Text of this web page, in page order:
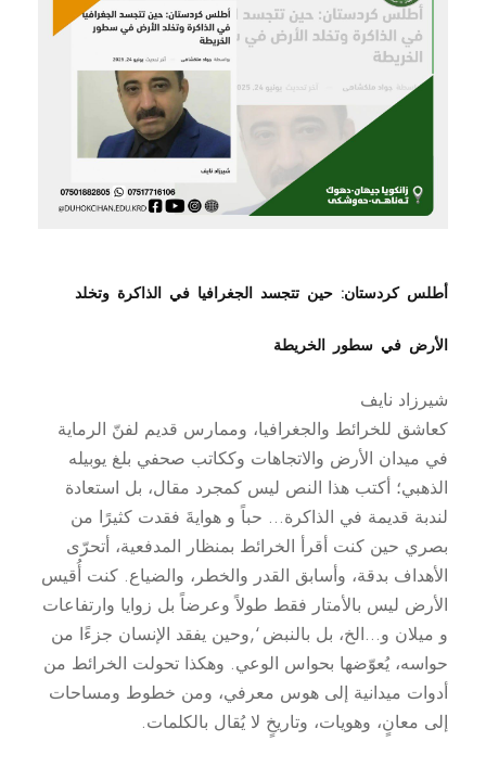
أطلس كردستان: حين تتجسد الجغرافيا في الذاكرة وتخلد
الأرض في سطور الخريطة
شيرزاد نايف
كعاشق للخرائط والجغرافيا، وممارس قديم لفنّ الرماية
في ميدان الأرض والاتجاهات وككاتب صحفي بلغ يوبيله
الذهبي؛ أكتب هذا النص ليس كمجرد مقال، بل استعادة
لندبة قديمة في الذاكرة… حباً و هوايةَ فقدت كثيرًا من
بصري حين كنت أقرأ الخرائط بمنظار المدفعية، أتحرّى
الأهداف بدقة، وأسابق القدر والخطر، والضياع. كنت أُقيس
الأرض ليس بالأمتار فقط طولاً وعرضاً بل زوايا وارتفاعات
و ميلان و…الخ، بل بالنبض ‘,وحين يفقد الإنسان جزءًا من
حواسه، يُعوّضها بحواس الوعي. وهكذا تحولت الخرائط من
أدوات ميدانية إلى هوس معرفي، ومن خطوط ومساحات
إلى معانٍ، وهويات، وتاريخٍ لا يُقال بالكلمات.